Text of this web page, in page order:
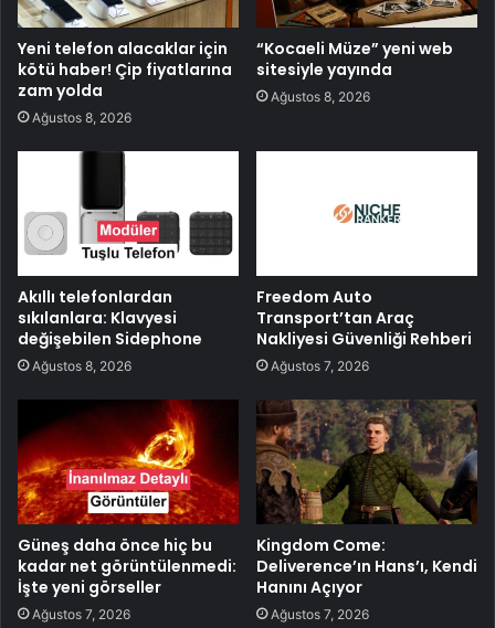
Yeni telefon alacaklar için
kötü haber! Çip fiyatlarına
zam yolda
Ağustos 8, 2026
“Kocaeli Müze” yeni web
sitesiyle yayında
Ağustos 8, 2026
Akıllı telefonlardan
sıkılanlara: Klavyesi
değişebilen Sidephone
Ağustos 8, 2026
Freedom Auto
Transport’tan Araç
Nakliyesi Güvenliği Rehberi
Ağustos 7, 2026
Güneş daha önce hiç bu
kadar net görüntülenmedi:
İşte yeni görseller
Ağustos 7, 2026
Kingdom Come:
Deliverence’ın Hans’ı, Kendi
Hanını Açıyor
Ağustos 7, 2026